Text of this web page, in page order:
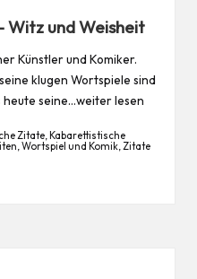
Witz und Weisheit
Künstler und Komiker.
klugen Wortspiele sind
heute seine…weiter lesen
Zitate, Kabarettistische
,Wortspiel und Komik,Zitate